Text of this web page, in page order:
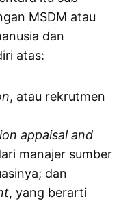
MSDM atau
dan
atas:
, atau rekrutmen
appaisal and
manajer sumber
dan
, yang berarti